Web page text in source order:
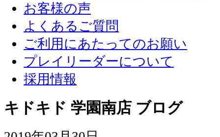
お客様の声
よくあるご質問
ご利用にあたってのお願い
プレイリーダーについて
採用情報
キドキド 学園南店 ブログ